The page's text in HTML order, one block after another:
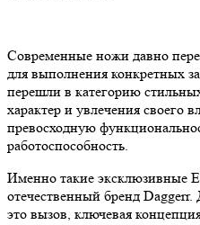
Современные ножи давно
для выполнения конкретных
перешли в категорию
характер и увлечения своего
превосходную
работоспособность.
Именно такие эксклюзивные
отечественный бренд
это вызов, ключевая